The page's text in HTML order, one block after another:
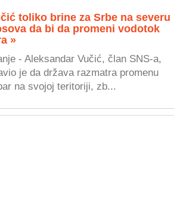
toliko brine za Srbe na severu
da bi da promeni vodotok
»
- Aleksandar Vučić, član SNS-a,
je da država razmatra promenu
na svojoj teritoriji, zb...